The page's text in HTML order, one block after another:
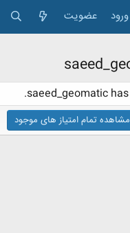
ورود عضویت
saeed_geomatic
مشاهده تمام امتیاز های موجود